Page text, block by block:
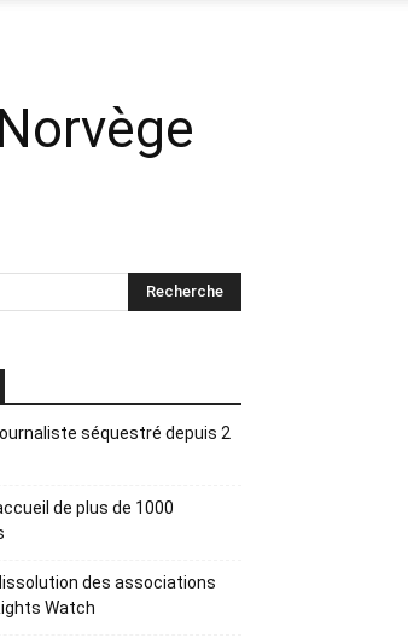
séquestré depuis 2
de plus de 1000
des associations
Watch